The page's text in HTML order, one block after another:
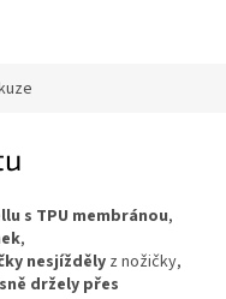
s TPU membránou,
,
nesjížděly z nožičky,
držely přes